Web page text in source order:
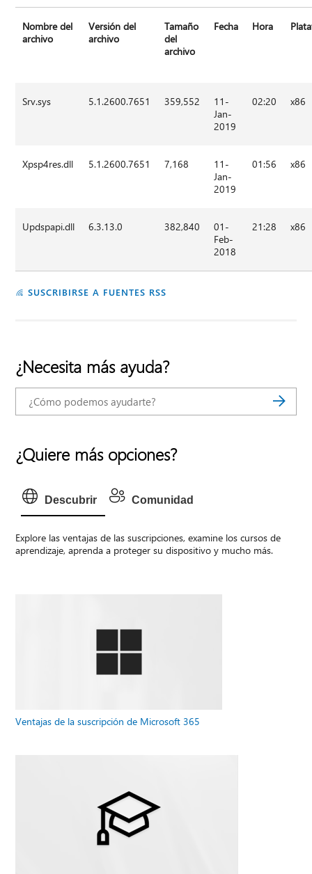
Nombre del
archivo
Versión del
archivo
Tamaño
del
archivo
Fecha Hora
Srv.sys 5.1.2600.7651 359,552
11-
Jan-
2019
02:20 x86
Xpsp4res.dll 5.1.2600.7651 7,168
11-
Jan-
2019
01:56 x86
Updspapi.dll 6.3.13.0 382,840
01-
Feb-
2018
21:28 x86
SUSCRIBIRSE A FUENTES RSS
¿Necesita más ayuda?
¿Quiere más opciones?
Descubrir Comunidad
Explore las ventajas de las suscripciones, examine los cursos de
aprendizaje, aprenda a proteger su dispositivo y mucho más.
Ventajas de la suscripción de Microsoft 365